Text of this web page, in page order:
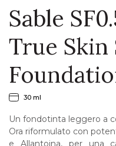
Sable
True Skin
30 ml
Un fondotinta leggero a
Ora riformulato con
e Allantoina, per una